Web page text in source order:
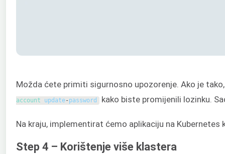
Možda ćete primiti sigurnosno upozorenje. Ako je
account update- password kako biste promijenili lozinku.
Na kraju, implementirat ćemo aplikaciju na
Step 4 – Korištenje više klastera